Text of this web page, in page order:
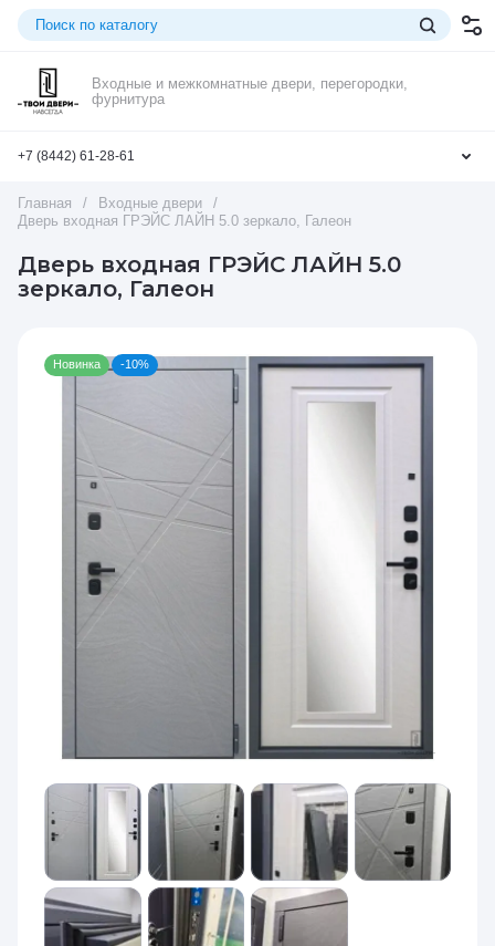
Входные и межкомнатные двери, перегородки,
фурнитура
+7 (8442) 61-28-61
Главная / Входные двери
/
Дверь входная ГРЭЙС ЛАЙН 5.0 зеркало, Галеон
Дверь входная ГРЭЙС ЛАЙН 5.0
зеркало, Галеон
Новинка -10%